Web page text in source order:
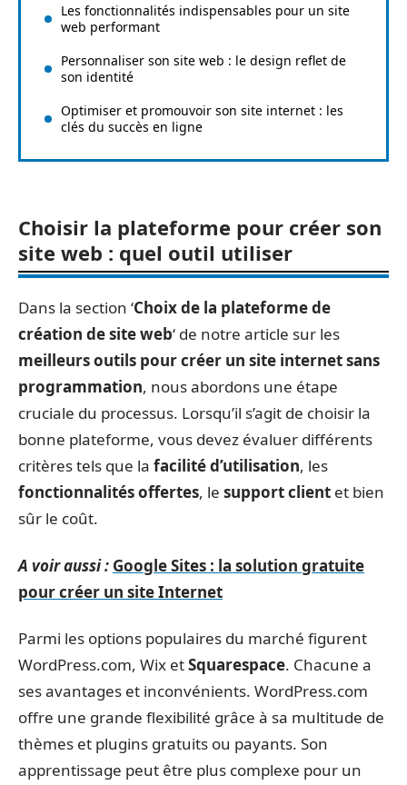
Les fonctionnalités indispensables pour un site
web performant
Personnaliser son site web : le design reflet de
son identité
Optimiser et promouvoir son site internet : les
clés du succès en ligne
Choisir la plateforme pour créer son
site web : quel outil utiliser
Dans la section ‘Choix de la plateforme de
création de site web‘ de notre article sur les
meilleurs outils pour créer un site internet sans
programmation, nous abordons une étape
cruciale du processus. Lorsqu’il s’agit de choisir la
bonne plateforme, vous devez évaluer différents
critères tels que la facilité d’utilisation, les
fonctionnalités offertes, le support client et bien
sûr le coût.
A voir aussi : Google Sites : la solution gratuite
pour créer un site Internet
Parmi les options populaires du marché figurent
WordPress.com, Wix etSquarespace. Chacune a
ses avantages et inconvénients. WordPress.com
offre une grande flexibilité grâce à sa multitude de
thèmes et plugins gratuits ou payants. Son
apprentissage peut être plus complexe pour un